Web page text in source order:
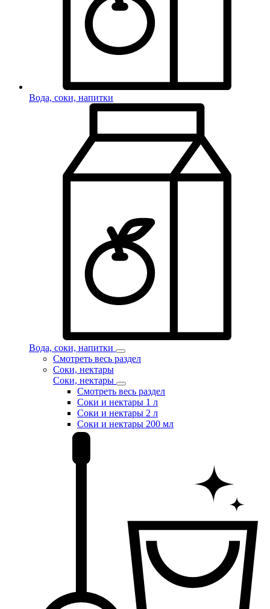
Вода, соки, напитки
Вода, соки, напитки
Смотреть весь раздел
Соки, нектары
Соки, нектары
Смотреть весь раздел
Соки и нектары 1 л
Соки и нектары 2 л
Соки и нектары 200 мл